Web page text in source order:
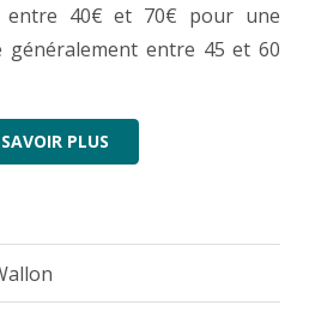
entre 40€ et 70€ pour une
généralement entre 45 et 60
PLUS